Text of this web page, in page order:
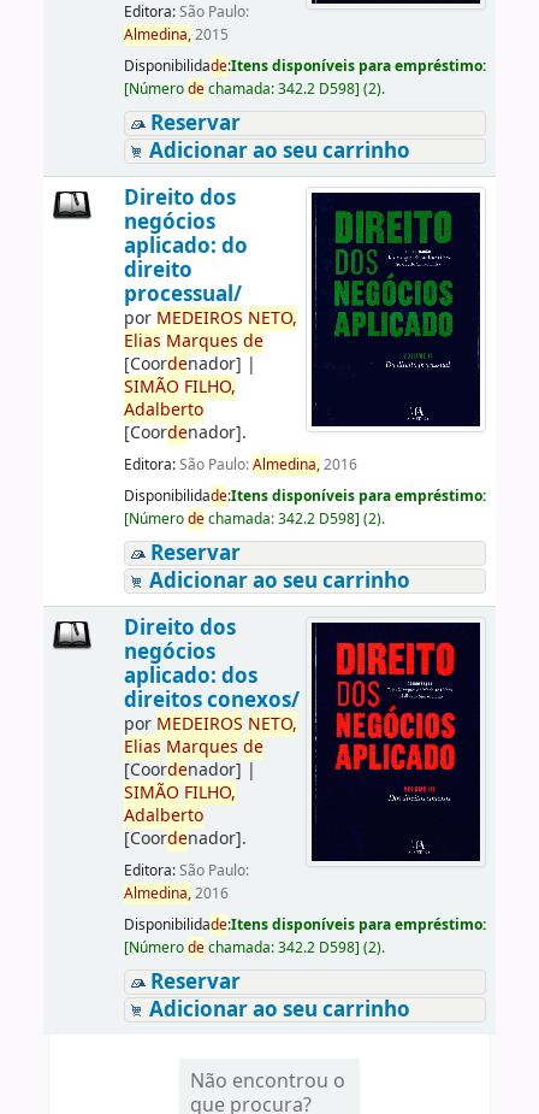
Editora:São Paulo:
Almedina,2015
Disponibilidade:Itens disponíveis para empréstimo:
[Númerodechamada:342.2 D598] (2).
Reservar
Adicionar ao seu carrinho
Direito dos
negócios
aplicado: do
direito
processual/
por MEDEIROS NETO,
Elias Marques de
[Coordenador] |
SIMÃO FILHO,
Adalberto
[Coordenador].
Editora:São Paulo:Almedina,2016
Disponibilidade:Itens disponíveis para empréstimo:
[Númerodechamada:342.2 D598] (2).
Reservar
Adicionar ao seu carrinho
Direito dos
negócios
aplicado: dos
direitos conexos/
por MEDEIROS NETO,
Elias Marques de
[Coordenador] |
SIMÃO FILHO,
Adalberto
[Coordenador].
Editora:São Paulo:
Almedina,2016
Disponibilidade:Itens disponíveis para empréstimo:
[Númerodechamada:342.2 D598] (2).
Reservar
Adicionar ao seu carrinho
Não encontrou o
que procura?